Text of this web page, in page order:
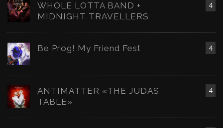
4
WHOLE LOTTA BAND +
MIDNIGHT TRAVELLERS
4
Be Prog! My Friend Fest
4
ANTIMATTER «THE JUDAS
TABLE»